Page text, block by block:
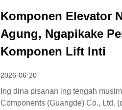
Komponen Elevator
Agung, Ngapikake
Komponen Lift Inti
2026-06-20
Ing dina pisanan ing tengah
Components (Guangde) Co., Ltd.